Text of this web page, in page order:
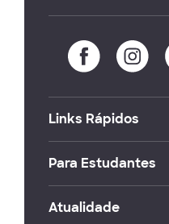
Links Rápidos
Para Estudantes
Atualidade